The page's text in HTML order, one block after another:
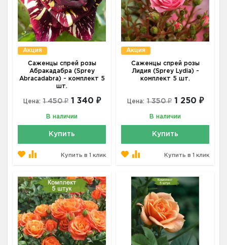
Акция
Саженцы спрей розы
Абракадабра (Sprey
Abracadabra) - комплект 5
шт.
Цена: 1 450 ₽ 1 340 ₽
В наличии
Купить
Купить в 1 клик
Акция
Саженцы спрей розы
Лидия (Sprey Lydia) -
комплект 5 шт.
Цена: 1 350 ₽ 1 250 ₽
В наличии
Купить
Купить в 1 клик